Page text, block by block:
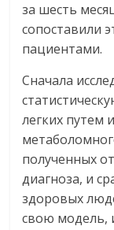
за шесть
сопоставили
пациентами.
Сначала
легких путем
полученных
диагноза, и
здоровых
свою модель,